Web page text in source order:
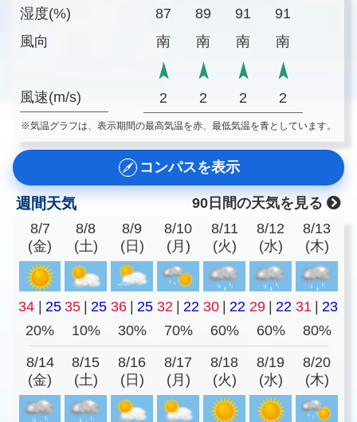
湿度(%)
風向
風速(m/s)
87
89 91
91
南
南 南 南
2 2 2 2
※気温グラフは、表示期間の最高気温を赤、最低気温を青としています。
コンパスを表示
週間天気
90日間の天気を見る
8/7
(金)
8/8
(土)
8/9
(日)
8/10
(月)
8/11
(火)
8/12
(水)
8/13
(木)
34 | 25 35 | 25 36 | 25 32 | 22 30 | 22 29 | 22 31 | 23
20%
10% 30% 70% 60% 60% 80%
8/14
(金)
8/15
(土)
8/16
(日)
8/17
(月)
8/18
(火)
8/19
(水)
8/20
(木)